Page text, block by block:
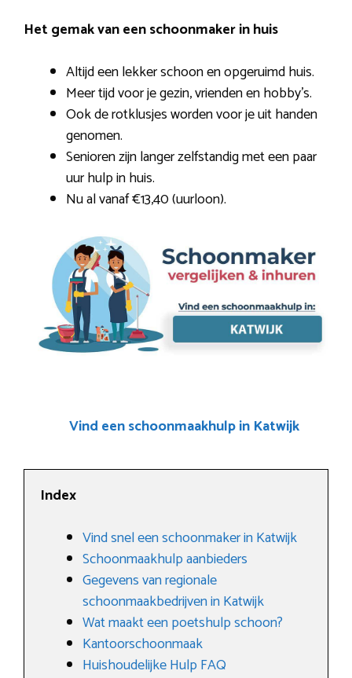
Het gemak van een schoonmaker in huis
Altijd een lekker schoon en opgeruimd huis.
Meer tijd voor je gezin, vrienden en hobby’s.
Ook de rotklusjes worden voor je uit handen
genomen.
Senioren zijn langer zelfstandig met een paar
uur hulp in huis.
Nu al vanaf €13,40 (uurloon).
Vind een schoonmaakhulp in Katwijk
Index
Vind snel een schoonmaker in Katwijk
Schoonmaakhulp aanbieders
Gegevens van regionale
schoonmaakbedrijven in Katwijk
Wat maakt een poetshulp schoon?
Kantoorschoonmaak
Huishoudelijke Hulp FAQ